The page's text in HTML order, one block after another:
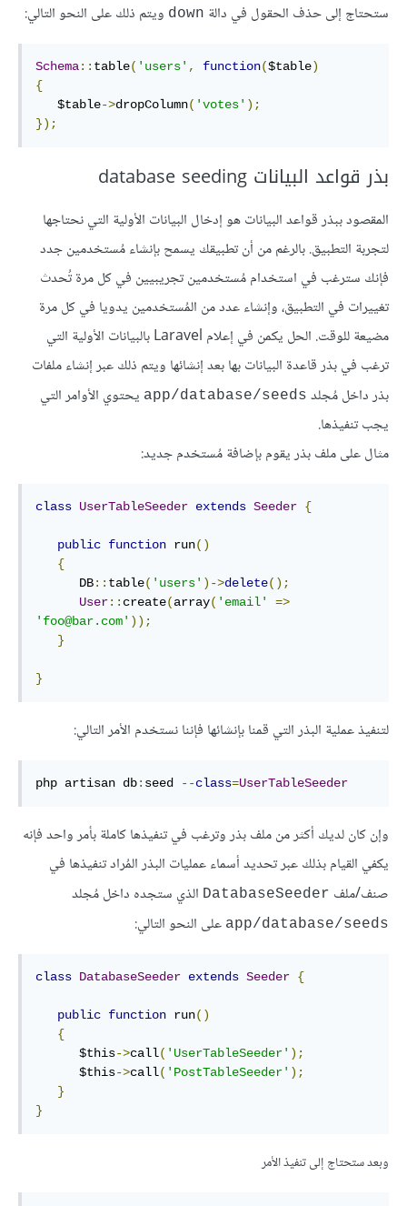
ستحتاج إلى حذف الحقول في دالة down ويتم ذلك على النحو التالي:
Schema:: table( 'users' , function($table)
{
   $table
->dropColumn( 'votes' );
});
بذر قواعد البيانات database seeding
المقصود ببذر قواعد البيانات هو إدخال البيانات الأولية التي نحتاجها
لتجربة التطبيق. بالرغم من أن تطبيقك يسمح بإنشاء مُستخدمين جدد
فإنك سترغب في استخدام مُستخدمين تجريبيين في كل مرة تُحدث
تغييرات في التطبيق، وإنشاء عدد من المُستخدمين يدويا في كل مرة
مضيعة للوقت. الحل يكمن في إعلام Laravel بالبيانات الأولية التي
ترغب في بذر قاعدة البيانات بها بعد إنشائها ويتم ذلك عبر إنشاء ملفات
بذر داخل مُجلد app/database/seeds يحتوي الأوامر التي
يجب تنفيذها.
مثال على ملف بذر يقوم بإضافة مُستخدم جديد:
class UserTableSeeder extends Seeder {
public function run()
{
      DB
:: table( 'users' )->delete();
User:: create(array( 'email'
=>
'foo@bar.com' ));
}
}
لتنفيذ عملية البذر التي قمنا بإنشائها فإننا نستخدم الأمر التالي:
php artisan db: seed --class=UserTableSeeder
وإن كان لديك أكثر من ملف بذر وترغب في تنفيذها كاملة بأمر واحد فإنه
يكفي القيام بذلك عبر تحديد أسماء عمليات البذر المُراد تنفيذها في
صنف/ملف DatabaseSeeder الذي ستجده داخل مُجلد
app/database/seeds على النحو التالي:
class DatabaseSeeder extends Seeder {
public function run()
{
      $this
->call( 'UserTableSeeder' );
      $this
->call( 'PostTableSeeder' );
}
}
وبعد ستحتاج إلى تنفيذ الأمر